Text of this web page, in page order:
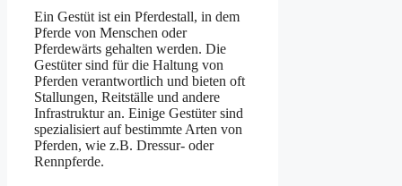
Ein Gestüt ist ein Pferdestall, in dem
Pferde von Menschen oder
Pferdewärts gehalten werden. Die
Gestüter sind für die Haltung von
Pferden verantwortlich und bieten oft
Stallungen, Reitställe und andere
Infrastruktur an. Einige Gestüter sind
spezialisiert auf bestimmte Arten von
Pferden, wie z.B. Dressur- oder
Rennpferde.